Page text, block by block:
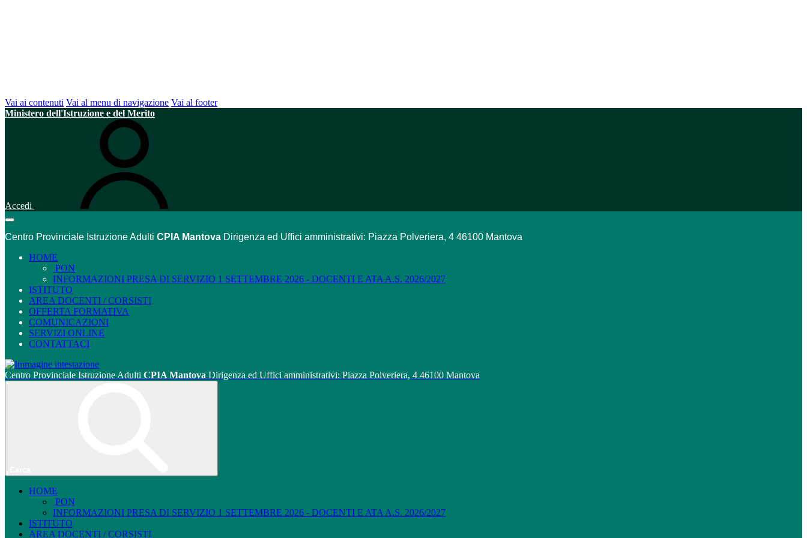
Vai ai contenuti Vai al menu di navigazione Vai al footer
Ministero dell'Istruzione e del Merito
Accedi
Centro Provinciale Istruzione Adulti CPIA Mantova Dirigenza ed Uffici amministrativi: Piazza Polveriera, 4 46100 Mantova
HOME
PON
INFORMAZIONI PRESA DI SERVIZIO 1 SETTEMBRE 2026 - DOCENTI E ATA A.S. 2026/2027
ISTITUTO
AREA DOCENTI / CORSISTI
OFFERTA FORMATIVA
COMUNICAZIONI
SERVIZI ONLINE
CONTATTACI
Centro Provinciale Istruzione Adulti CPIA Mantova Dirigenza ed Uffici amministrativi: Piazza Polveriera, 4 46100 Mantova
HOME
PON
INFORMAZIONI PRESA DI SERVIZIO 1 SETTEMBRE 2026 - DOCENTI E ATA A.S. 2026/2027
ISTITUTO
AREA DOCENTI / CORSISTI